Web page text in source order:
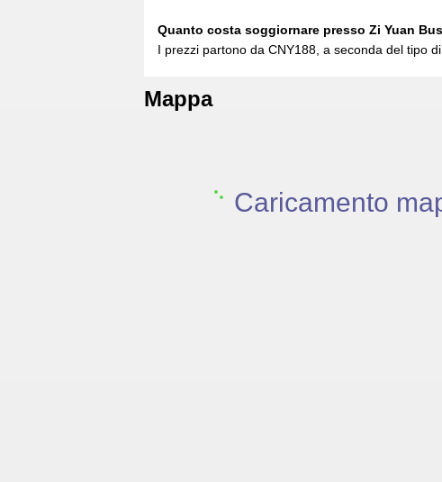
Quanto costa soggiornare presso Zi Yuan
I prezzi partono da CNY188, a seconda del tipo
Mappa
Caricamento